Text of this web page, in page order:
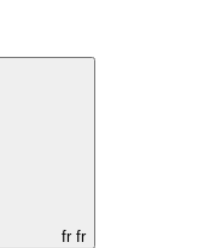
fr fr